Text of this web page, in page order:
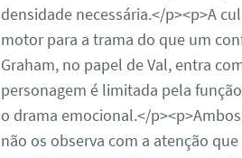
densidade necessária.</p><p>A
motor para a trama do que um
Graham, no papel de Val, entra
personagem é limitada pela
o drama emocional.</
não os observa com a atenção